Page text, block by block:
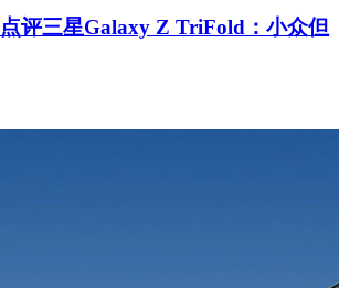
评三星Galaxy Z TriFold：小众但